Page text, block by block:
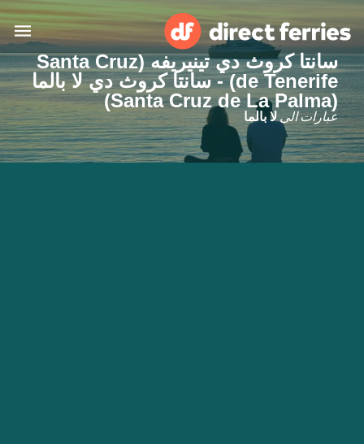
البلدان
تذاكر العبّارة
سانتا كروث دي تينيريفه (Santa Cruz
de Tenerife) - سانتا كروث دي لا بالما
(Santa Cruz de La Palma)
عبارات الى لا بالما